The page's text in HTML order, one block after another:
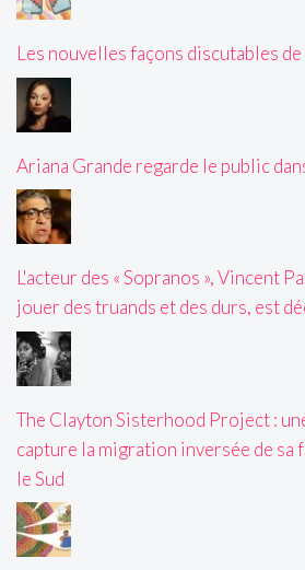
Les nouvelles façons discutables
Ariana Grande regarde le public
L'acteur des « Sopranos », Vincent
jouer des truands et des durs, est
The Clayton Sisterhood Project :
capture la migration inversée de sa
le Sud